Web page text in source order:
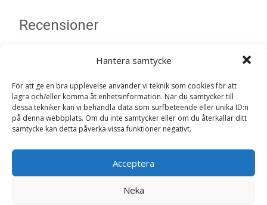
Hantera samtycke
För att ge en bra upplevelse använder vi teknik som cookies för att
lagra och/eller komma åt enhetsinformation. När du samtycker till
dessa tekniker kan vi behandla data som surfbeteende eller unika ID:n
på denna webbplats. Om du inte samtycker eller om du återkallar ditt
samtycke kan detta påverka vissa funktioner negativt.
Acceptera
Neka
Recensioner
Det finns inga recensioner än.
Bli först med att recensera ”Cuddly Kanini
Fjord Blue, 40cm – Bukowski Design”
Din e-postadress kommer inte publiceras. Obligatoriska fält
är märkta *
Ditt betyg*